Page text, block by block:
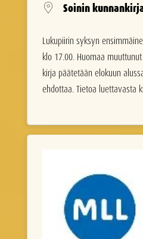
Soinin
Lukupiirin syksyn
klo 17.00. Huomaa
kirja päätetään elokuun
ehdottaa. Tietoa luettavasta